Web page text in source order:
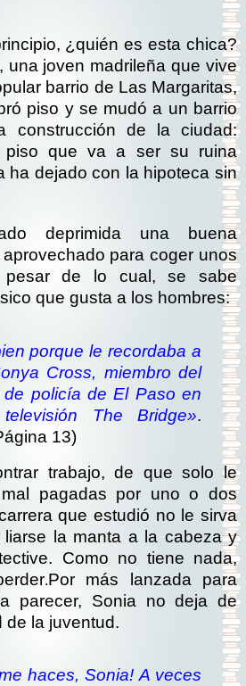
¿quién es esta chica?
una joven madrileña que vive
barrio de Las Margaritas,
piso y se mudó a un barrio
construcción de la ciudad:
piso que va a ser su ruina
ha dejado con la hipoteca sin
deprimida una buena
para coger unos
de lo cual, se sabe
que gusta a los hombres:
porque le recordaba a
Cross, miembro del
de policía de El Paso en
The Bridge».
13)
trabajo, de que solo le
pagadas por uno o dos
que estudió no le sirva
liarse la manta a la cabeza y
Como no tiene nada,
.Por más lanzada para
parecer, Sonia no deja de
de la juventud.
haces, Sonia! A veces